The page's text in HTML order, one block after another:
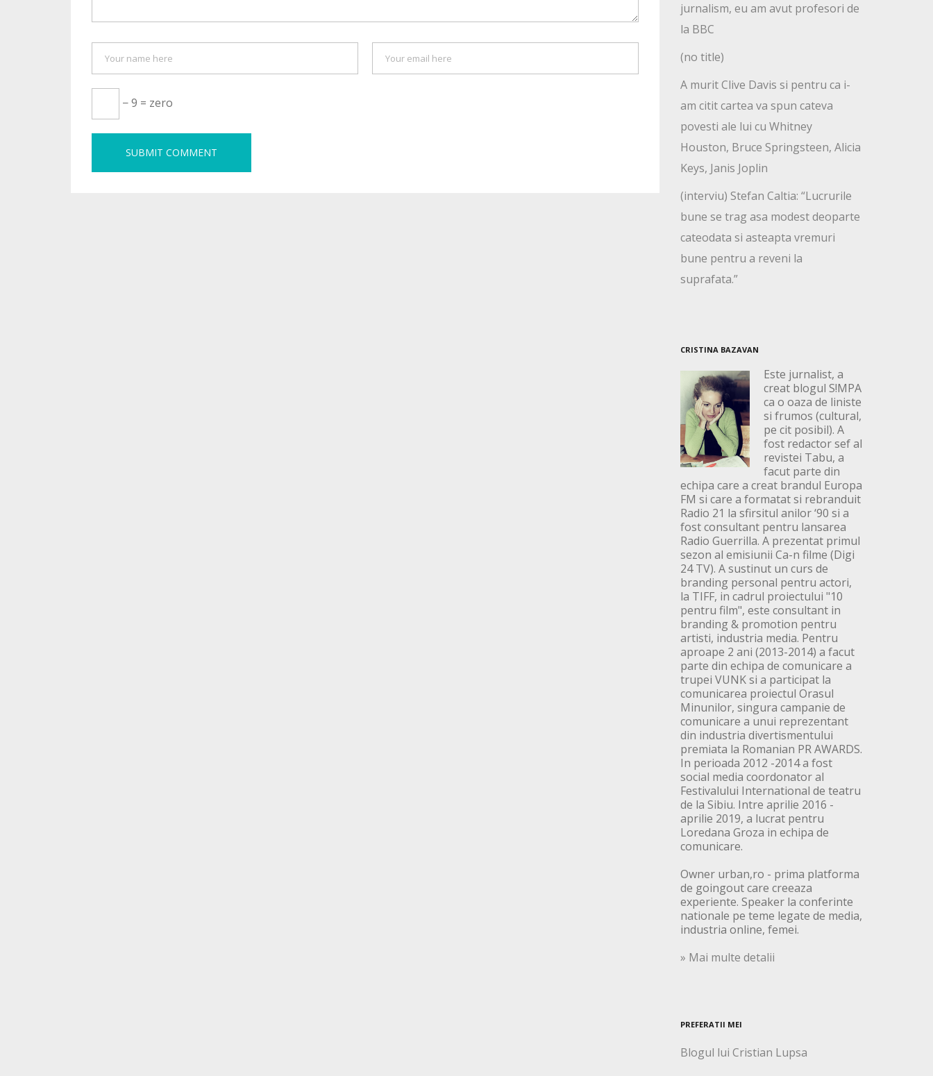
− 9 = zero
jurnalism, eu am avut profesori de
la BBC
(no title)
A murit Clive Davis si pentru ca i-
am citit cartea va spun cateva
povesti ale lui cu Whitney
Houston, Bruce Springsteen, Alicia
Keys, Janis Joplin
(interviu) Stefan Caltia: “Lucrurile
bune se trag asa modest deoparte
cateodata si asteapta vremuri
bune pentru a reveni la
suprafata.”
CRISTINA BAZAVAN
Este jurnalist, a
creat blogul S!MPA
ca o oaza de liniste
si frumos (cultural,
pe cit posibil). A
fost redactor sef al
revistei Tabu, a
facut parte din
echipa care a creat brandul Europa
FM si care a formatat si rebranduit
Radio 21 la sfirsitul anilor ‘90 si a
fost consultant pentru lansarea
Radio Guerrilla. A prezentat primul
sezon al emisiunii Ca-n filme (Digi
24 TV). A sustinut un curs de
branding personal pentru actori,
la TIFF, in cadrul proiectului "10
pentru film", este consultant in
branding & promotion pentru
artisti, industria media. Pentru
aproape 2 ani (2013-2014) a facut
parte din echipa de comunicare a
trupei VUNK si a participat la
comunicarea proiectul Orasul
Minunilor, singura campanie de
comunicare a unui reprezentant
din industria divertismentului
premiata la Romanian PR AWARDS.
In perioada 2012 -2014 a fost
social media coordonator al
Festivalului International de teatru
de la Sibiu. Intre aprilie 2016 -
aprilie 2019, a lucrat pentru
Loredana Groza in echipa de
comunicare.
Owner urban,ro - prima platforma
de goingout care creeaza
experiente. Speaker la conferinte
nationale pe teme legate de media,
industria online, femei.
» Mai multe detalii
PREFERATII MEI
Blogul lui Cristian Lupsa